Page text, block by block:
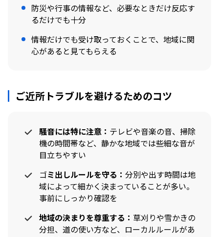
防災や行事の情報など、必要なときだけ反応す
るだけでも十分
情報だけでも受け取っておくことで、地域に関
心があると見てもらえる
ご近所トラブルを避けるためのコツ
騒音には特に注意： テレビや音楽の音、掃除
機の時間帯など、静かな地域では些細な音が
目立ちやすい
ゴミ出しルールを守る： 分別や出す時間は地
域によって細かく決まっていることが多い。
事前にしっかり確認を
地域の決まりを尊重する： 草刈りや雪かきの
分担、道の使い方など、ローカルルールがあ